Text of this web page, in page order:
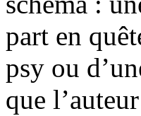
part en
psy ou
que